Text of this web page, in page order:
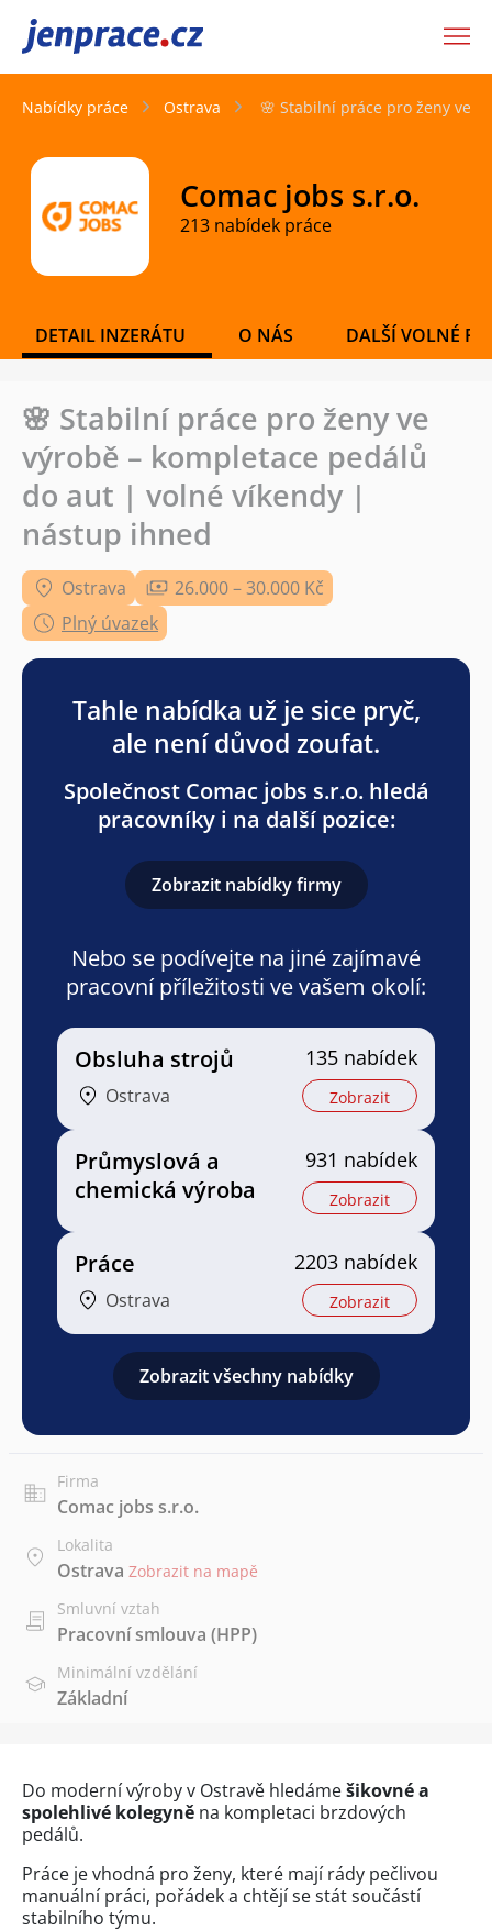
JenPráce.cz
Nabídky práce Ostrava 🌸 Stabilní práce pro ženy ve
Comac jobs s.r.o.
213 nabídek práce
DETAIL INZERÁTU O NÁS DALŠÍ VOLNÉ
🌸 Stabilní práce pro ženy ve
výrobě – kompletace pedálů
do aut | volné víkendy |
nástup ihned
Ostrava
26.000 – 30.000 Kč
Plný úvazek
Tahle nabídka už je sice pryč,
ale není důvod zoufat.
Společnost Comac jobs s.r.o. hledá
pracovníky i na další pozice:
Zobrazit nabídky firmy
Nebo se podívejte na jiné zajímavé
pracovní příležitosti ve vašem okolí:
Obsluha strojů
Ostrava
135 nabídek
Zobrazit
Průmyslová a
chemická výroba
931 nabídek
Zobrazit
Práce
Ostrava
2203 nabídek
Zobrazit
Zobrazit všechny nabídky
Firma
Comac jobs s.r.o.
Lokalita
Ostrava Zobrazit na mapě
Smluvní vztah
Pracovní smlouva (HPP)
Minimální vzdělání
Základní
Do moderní výroby v Ostravě hledámešikovné a
spolehlivé kolegyně na kompletaci brzdových
pedálů.
Práce je vhodná pro ženy, které mají rády pečlivou
manuální práci, pořádek a chtějí se stát součástí
stabilního týmu.